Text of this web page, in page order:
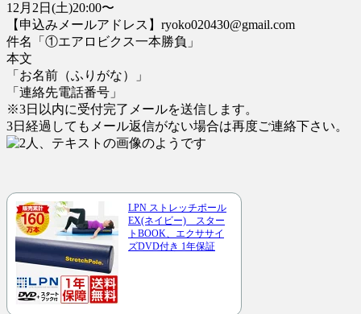
12月2日(土)20:00〜
【申込みメールアドレス】 ryoko020430@gmail.com
件名「①エアロビクス一本勝負」
本文
「お名前（ふりがな）」
「連絡先電話番号」
※3日以内に受付完了メールを送信します。
3日経過してもメール返信がない場合は再度ご連絡下さい。
LPN ストレッチポール
EX(ネイビー) スター
トBOOK、エクササイ
ズDVD付き 1年保証